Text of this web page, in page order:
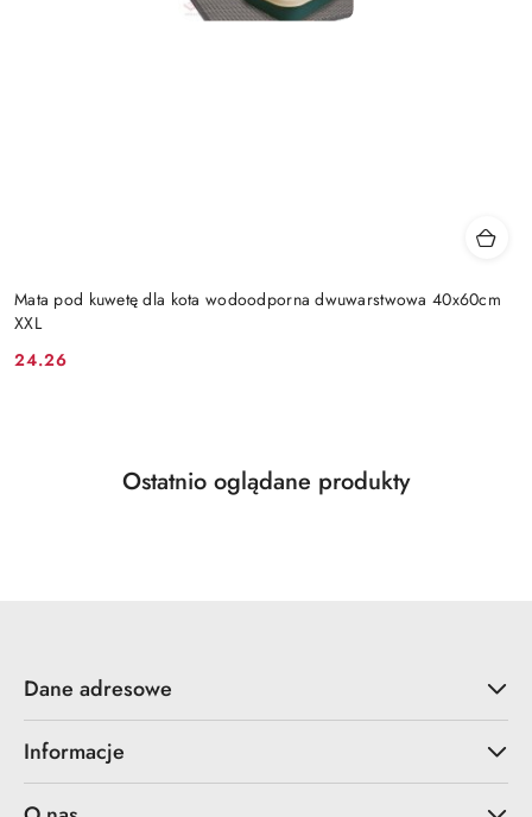
Mata pod kuwetę dla kota wodoodporna dwuwarstwowa 40x60cm
XXL
Cena:
24.26
Pomiń karuzelę produktów
Produkty
Ostatnio oglądane produkty
Dane adresowe
Informacje